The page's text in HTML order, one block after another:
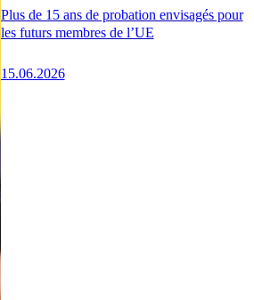
Plus de 15 ans de probation envisagés pour
les futurs membres de l’UE
15.06.2026